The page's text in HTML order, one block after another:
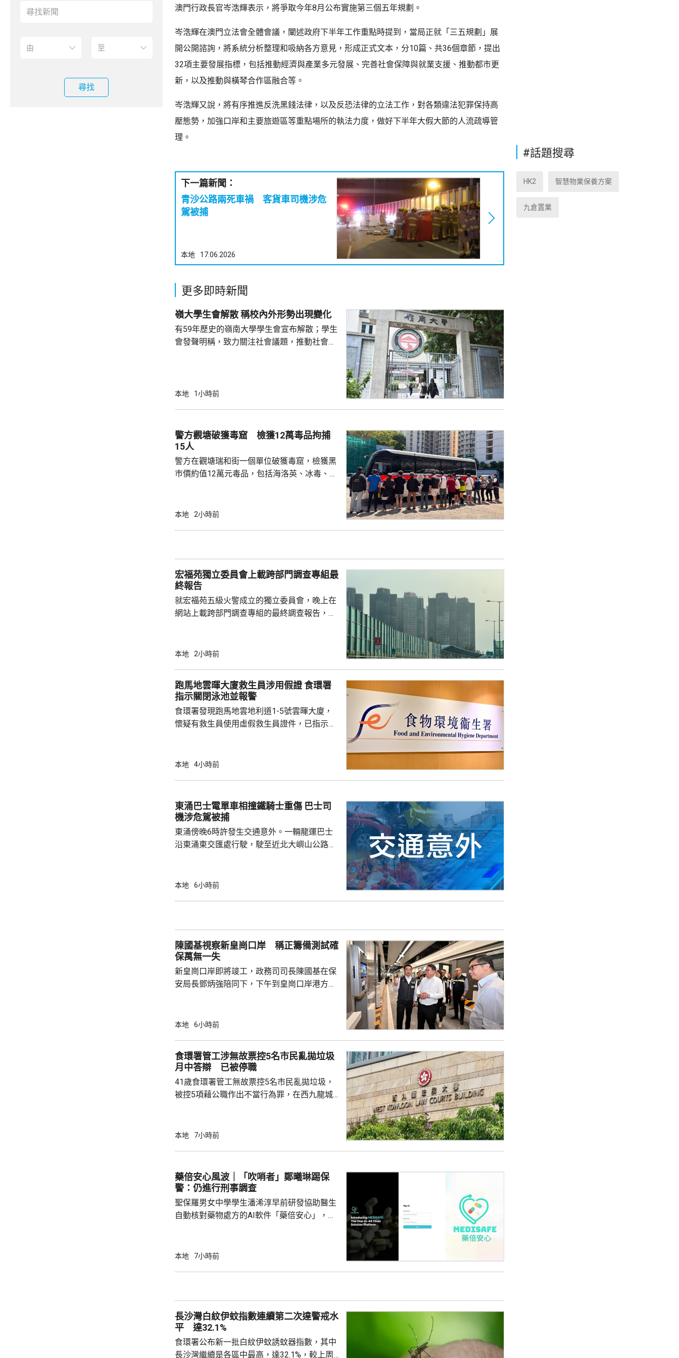
尋找
澳門行政長官岑浩輝表示，將爭取今年8月公布實施第三個五年規劃。
岑浩輝在澳門立法會全體會議，闡述政府下半年工作重點時提到，當局正就「三五規劃」展
開公開諮詢，將系統分析整理和吸納各方意見，形成正式文本，分10篇、共36個章節，提出
32項主要發展指標，包括推動經濟與產業多元發展、完善社會保障與就業支援、推動都市更
新，以及推動與橫琴合作區融合等。
岑浩輝又說，將有序推進反洗黑錢法律，以及反恐法律的立法工作，對各類違法犯罪保持高
壓態勢，加強口岸和主要旅遊區等重點場所的執法力度，做好下半年大假大節的人流疏導管
理。
下一篇新聞：
青沙公路兩死車禍 客貨車司機涉危
駕被捕
本地 17.06.2026
更多即時新聞
嶺大學生會解散 稱校內外形勢出現變化
有59年歷史的嶺南大學學生會宣布解散；學生
會發聲明稱，致力關注社會議題，推動社會進
承認學生會，導致學生會無法在校內提供服
生會完全失去運作空間。 對於近年多間院校學
生會相繼解散，他認為是學界以至...
本地 1小時前
警方觀塘破獲毒窟 檢獲12萬毒品拘捕
15人
警方在觀塘瑞和街一個單位破獲毒窟，檢獲黑
巿價約值12萬元毒品，包括海洛英、冰毒、含
營毒窟及販運危險藥物，另外13男1女，年齡
本地 2小時前
宏福苑獨立委員會上載跨部門調查專組最
終報告
就宏福苑五級火警成立的獨立委員會，晚上在
網站上載跨部門調查專組的最終調查報告，指
高達2米，包括安全網，以及遮蓋窗戶的發泡
能是意外事故，起因很可能是點燃的煙蒂燒著
起火地點的可燃物料。現場並發現兩個煙蒂。
今場火災造成168人喪生，79人...
本地 2小時前
跑馬地雲暉大廈救生員涉用假證 食環署
指示關閉泳池並報警
食環署發現跑馬地雲地利道1-5號雲暉大廈，
懷疑有救生員使用虛假救生員證件，已指示泳
資料，今日收到核實結果，發現一名昨日在屋
疑未按法例提供足夠合資格救生員，會考慮向
泳池持牌人提出檢控。 食環署表示，今年至頭
上月底，對逾1400個持牌私人...
本地 4小時前
東涌巴士電單車相撞鐵騎士重傷 巴士司
機涉危駕被捕
東涌傍晚6時許發生交通意外。一輛龍運巴士
沿東涌東交匯處行駛，駛至近北大嶼山公路出
體多處受傷，昏迷送往北大嶼山醫院治理。
駕駛職務，派員到醫院慰問傷者，並會配合警
方調查事故原因。
本地 6小時前
陳國基視察新皇崗口岸 稱正籌備測試確
保萬無一失
新皇崗口岸即將竣工，政務司司長陳國基在保
安局長鄧炳強陪同下，下午到皇崗口岸港方口
跨部門工作小組，正籌備綜合營運測試、公共
蓋約20個類別、超過100個不同規模的演練和
測試，循序漸進提升口岸負荷，並在每次測試
後即時跟進問題，又要求小組必須以...
本地 6小時前
食環署管工涉無故票控5名市民亂拋垃圾
月中答辯 已被停職
41歲食環署管工無故票控5名市民亂拋垃圾，
被控5項藉公職作出不當行為罪，在西九龍城
銳，案發時為食環署深水埗區環境衞生辦事處
圾，告票未有妥善送達，部分人被票控時甚至
不在港，令他們被追討罰款、遭通緝和拘捕。
本地 7小時前
藥倍安心風波｜「吹哨者」鄭曦琳踢保
警：仍進行刑事調查
聖保羅男女中學學生潘浠淳早前研發協助醫生
自動核對藥物處方的AI軟件「藥倍安心」，去
意下披露個人資料並造成指明傷害，被警方拘
續時，拒絕繼續保釋候查，又說案件的刑事調
查仍在進行中，被捕人拒絕保釋候查，...
本地 7小時前
長沙灣白紋伊蚊指數連續第二次達警戒水
平 達32.1%
食環署公布新一批白紋伊蚊誘蚊器指數，其中
長沙灣繼續是各區中最高，達32.1%，較上周
#話題搜尋
HK2 智慧物業保養方案
九倉置業